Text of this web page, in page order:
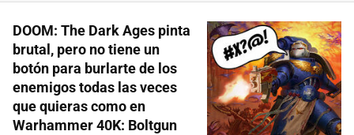
DOOM: The Dark Ages pinta
brutal, pero no tiene un
botón para burlarte de los
enemigos todas las veces
que quieras como en
Warhammer 40K: Boltgun